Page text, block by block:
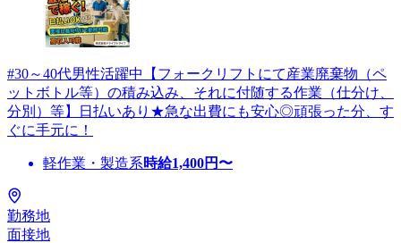
#30～40代男性活躍中【フォークリフトにて産業廃棄物（ペ
ットボトル等）の積み込み、それに付随する作業（仕分け、
分別）等】日払いあり★急な出費にも安心◎頑張った分、す
ぐに手元に！
軽作業・製造系時給1,400円〜
勤務地
面接地